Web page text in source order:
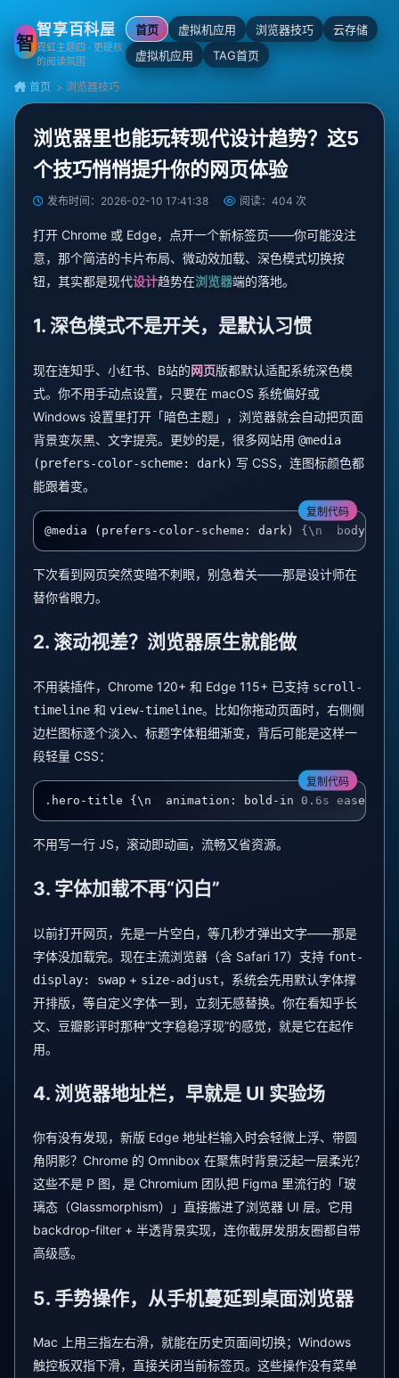
智
智享百科屋
霓虹主题四 · 更硬核
的阅读氛围
首页 虚拟机应用 浏览器技巧
云存储
虚拟机应用
TAG首页
首页 > 浏览器技巧
浏览器里也能玩转现代设计趋势？这5
个技巧悄悄提升你的网页体验
发布时间：2026-02-10 17:41:38 阅读：404 次
打开 Chrome 或 Edge，点开一个新标签页——你可能没注
意，那个简洁的卡片布局、微动效加载、深色模式切换按
钮，其实都是现代设计趋势在浏览器端的落地。
1. 深色模式不是开关，是默认习惯
现在连知乎、小红书、B站的网页版都默认适配系统深色模
式。你不用手动点设置，只要在 macOS 系统偏好或
Windows 设置里打开「暗色主题」，浏览器就会自动把页面
背景变灰黑、文字提亮。更妙的是，很多网站用 @media
(prefers-color-scheme: dark) 写 CSS，连图标颜色都
能跟着变。
复制代码
@media (prefers-color-scheme: dark) {\n
下次看到网页突然变暗不刺眼，别急着关——那是设计师在
替你省眼力。
2. 滚动视差？浏览器原生就能做
不用装插件，Chrome 120+ 和 Edge 115+ 已支持 scroll-
timeline 和 view-timeline。比如你拖动页面时，右侧侧
边栏图标逐个淡入、标题字体粗细渐变，背后可能是这样一
段轻量 CSS：
复制代码
.hero-title {\n  animation: bold-in 0.6s ease-
不用写一行 JS，滚动即动画，流畅又省资源。
3. 字体加载不再“闪白”
以前打开网页，先是一片空白，等几秒才弹出文字——那是
字体没加载完。现在主流浏览器（含 Safari 17）支持 font-
display: swap + size-adjust，系统会先用默认字体撑
开排版，等自定义字体一到，立刻无感替换。你在看知乎长
文、豆瓣影评时那种“文字稳稳浮现”的感觉，就是它在起作
用。
4. 浏览器地址栏，早就是 UI 实验场
你有没有发现，新版 Edge 地址栏输入时会轻微上浮、带圆
角阴影？Chrome 的 Omnibox 在聚焦时背景泛起一层柔光？
这些不是 P 图，是 Chromium 团队把 Figma 里流行的「玻
璃态（Glassmorphism）」直接搬进了浏览器 UI 层。它用
backdrop-filter + 半透背景实现，连你截屏发朋友圈都自带
高级感。
5. 手势操作，从手机蔓延到桌面浏览器
Mac 上用三指左右滑，就能在历史页面间切换；Windows
触控板双指下滑，直接关闭当前标签页。这些操作没有菜单